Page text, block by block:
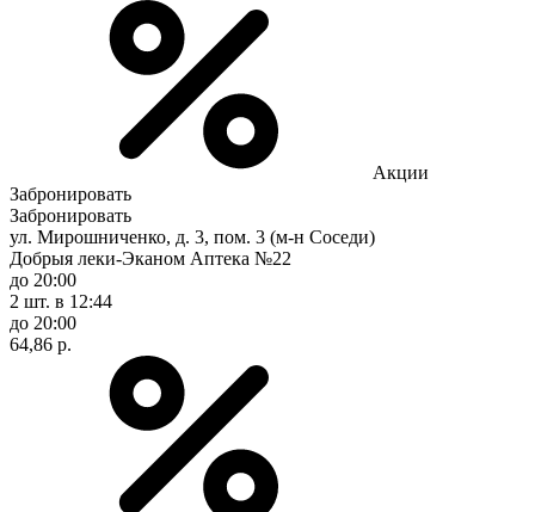
Акции
Забронировать
Забронировать
ул. Мирошниченко, д. 3, пом. 3 (м-н Соседи)
Добрыя леки-Эканом Аптека №22
до 20:00
2 шт. в 12:44
до 20:00
64,86 р.